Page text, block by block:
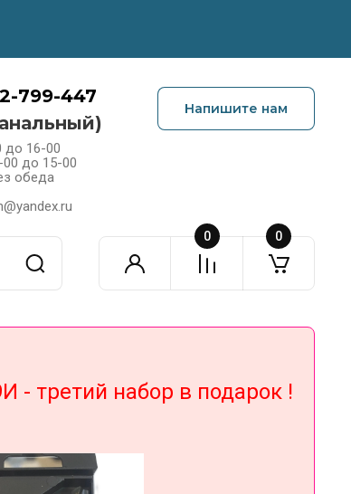
799-447
до 16-00
00 до 15-00
обеда
Напишите нам
0 0
третий набор в подарок !